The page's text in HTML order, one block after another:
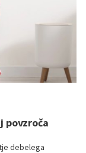
povzroča
debelega